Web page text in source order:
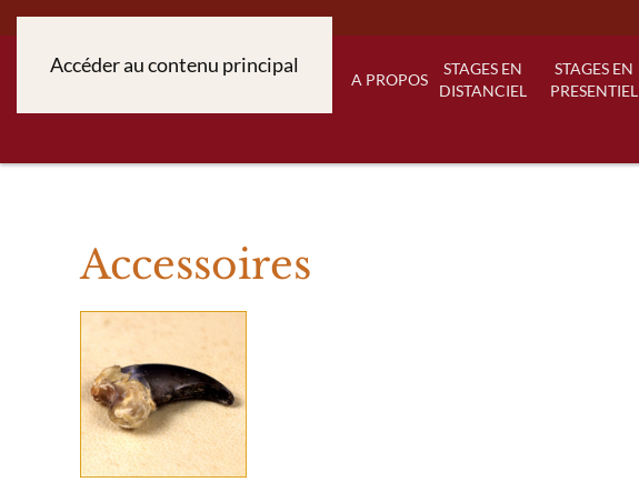
Accéder au contenu principal
A PROPOS
STAGES EN
DISTANCIEL
STAGES EN
PRESENTIEL
Accessoires